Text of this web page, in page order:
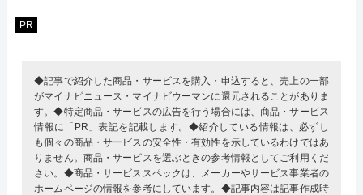
PR
◆記事で紹介した商品・サービスを購入・申込すると、売上の一部
がマイナビニュース・マイナビウーマンに還元されることがありま
す。◆特定商品・サービスの広告を行う場合には、商品・サービス
情報に「PR」表記を記載します。◆紹介している情報は、必ずし
も個々の商品・サービスの安全性・有効性を示しているわけではあ
りません。商品・サービスを選ぶときの参考情報としてご利用くだ
さい。◆商品・サービススペックは、メーカーやサービス事業者の
ホームページの情報を参考にしています。◆記事内容は記事作成時